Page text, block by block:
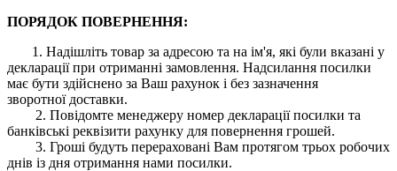
ПОРЯДОК ПОВЕРНЕННЯ:
1. Надішліть товар за адресою та на ім'я, які були вказані у
декларації при отриманні замовлення. Надсилання посилки
має бути здійснено за Ваш рахунок і без зазначення
зворотної доставки.
2. Повідомте менеджеру номер декларації посилки та
банківські реквізити рахунку для повернення грошей.
3. Гроші будуть перераховані Вам протягом трьох робочих
днів із дня отримання нами посилки.